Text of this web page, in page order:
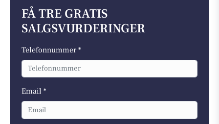
FÅ TRE GRATIS
SALGSVURDERINGER
Telefonnummer *
Email *